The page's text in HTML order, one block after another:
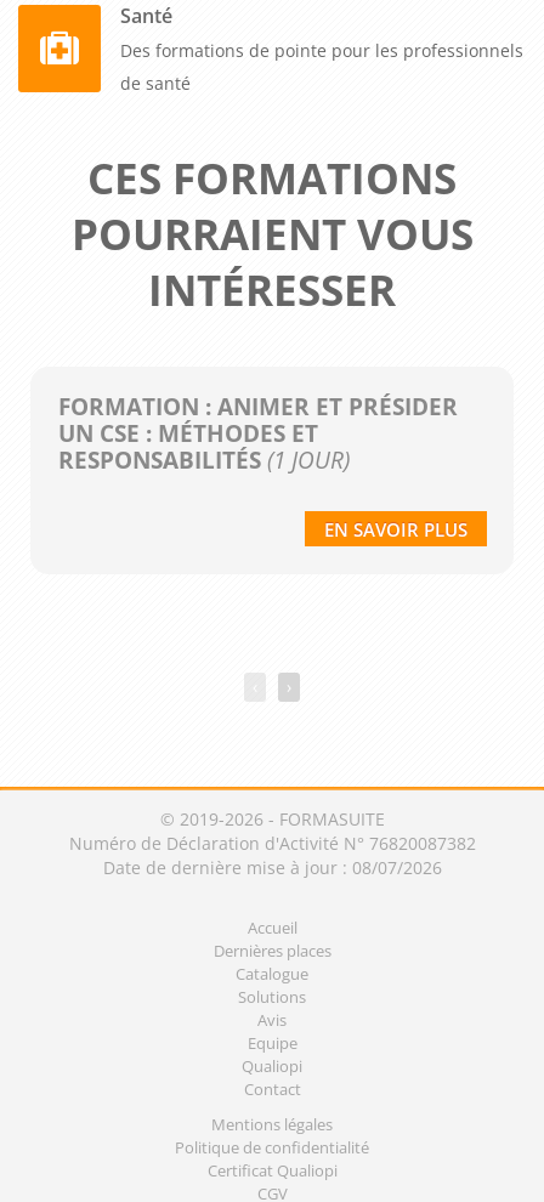
Santé
Des formations de pointe pour les professionnels
de santé
CES FORMATIONS
POURRAIENT VOUS
INTÉRESSER
FORMATION : ANIMER ET PRÉSIDER
UN CSE : MÉTHODES ET
RESPONSABILITÉS(1 JOUR)
EN SAVOIR PLUS
›
© 2019-2026 - FORMASUITE
Numéro de Déclaration d'Activité N° 76820087382
Date de dernière mise à jour : 08/07/2026
Accueil
Dernières places
Catalogue
Solutions
Avis
Equipe
Qualiopi
Contact
Mentions légales
Politique de confidentialité
Certificat Qualiopi
CGV